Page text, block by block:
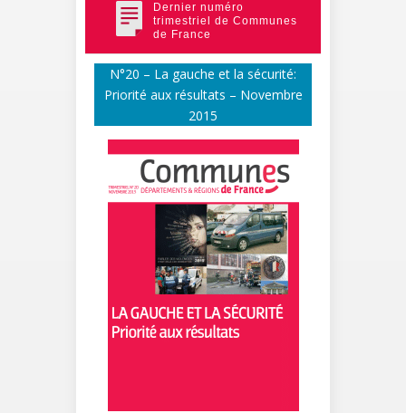
Dernier numéro
trimestriel de Communes
de France
N°20 – La gauche et la sécurité:
Priorité aux résultats – Novembre
2015